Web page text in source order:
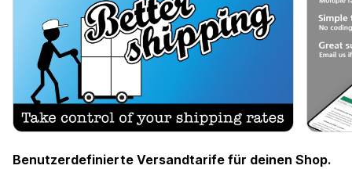
Benutzerdefinierte Versandtarife für deinen Shop.